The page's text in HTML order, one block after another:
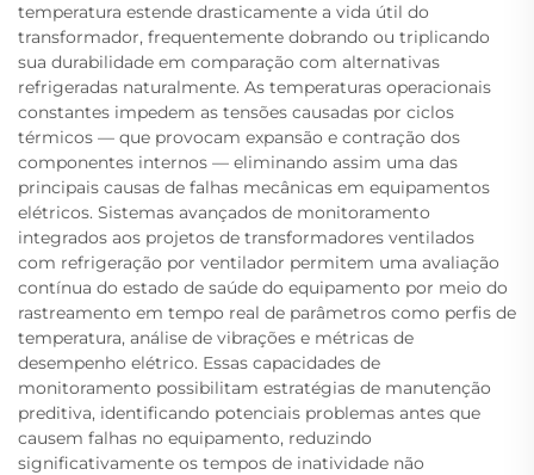
temperatura estende drasticamente a vida útil do
transformador, frequentemente dobrando ou triplicando
sua durabilidade em comparação com alternativas
refrigeradas naturalmente. As temperaturas operacionais
constantes impedem as tensões causadas por ciclos
térmicos — que provocam expansão e contração dos
componentes internos — eliminando assim uma das
principais causas de falhas mecânicas em equipamentos
elétricos. Sistemas avançados de monitoramento
integrados aos projetos de transformadores ventilados
com refrigeração por ventilador permitem uma avaliação
contínua do estado de saúde do equipamento por meio do
rastreamento em tempo real de parâmetros como perfis de
temperatura, análise de vibrações e métricas de
desempenho elétrico. Essas capacidades de
monitoramento possibilitam estratégias de manutenção
preditiva, identificando potenciais problemas antes que
causem falhas no equipamento, reduzindo
significativamente os tempos de inatividade não